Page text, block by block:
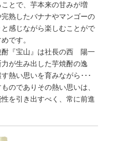
とで、芋本来の甘みが増
熟したバナナやマンゴーの
感じながら楽しむことがで
です。
酎『宝山』は社長の西 陽一
が生み出した芋焼酎の逸
熱い思いを育みながら･･･
のでありその熱い思いは、
を引き出すべく、常に前進